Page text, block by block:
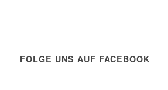
FOLGE UNS AUF FACEBOOK